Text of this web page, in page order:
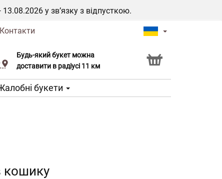
у зв’язку з відпусткою.
Контакти
Будь-який букет можна
доставити в радіусі 11 км
Послуга Click & Collect
букети
кошику